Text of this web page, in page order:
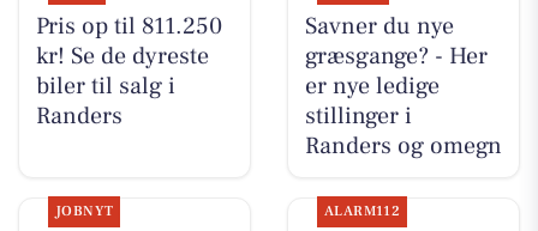
Pris op til 811.250
kr! Se de dyreste
biler til salg i
Randers
Savner du nye
græsgange? - Her
er nye ledige
stillinger i
Randers og omegn
JOBNYT ALARM112